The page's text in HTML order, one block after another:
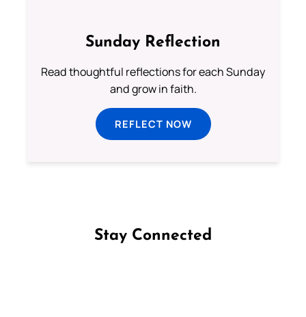
Sunday Reflection
Read thoughtful reflections for each Sunday
and grow in faith.
REFLECT NOW
Stay Connected